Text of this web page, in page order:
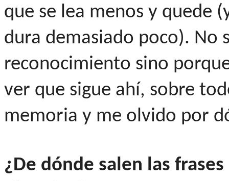
que se lea menos y quede
dura demasiado poco). No
reconocimiento sino
ver que sigue ahí, sobre
memoria y me olvido por
¿De dónde salen las